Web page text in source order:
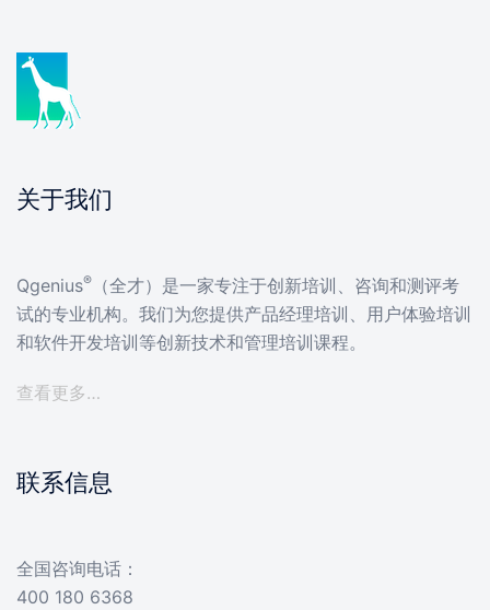
关于我们
Qgenius®
（全才）是一家专注于创新培训、咨询和测评考
试的专业机构。我们为您提供产品经理培训、用户体验培训
和软件开发培训等创新技术和管理培训课程。
查看更多…
联系信息
全国咨询电话：
400 180 6368